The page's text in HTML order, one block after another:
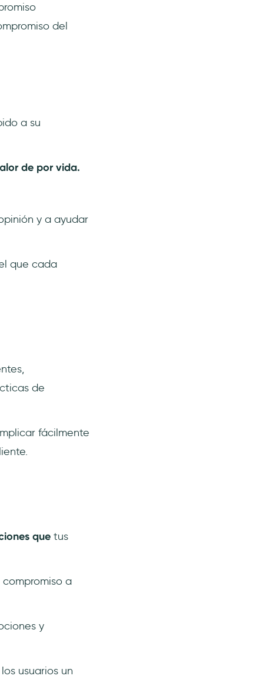
del
a su
de por vida.
y a ayudar
que cada
de
fácilmente
que tus
a
y
usuarios un